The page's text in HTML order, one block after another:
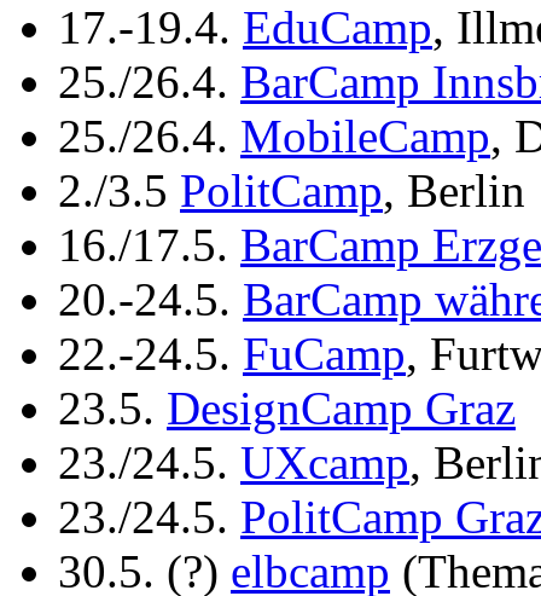
17.-19.4. EduCamp,
25./26.4. BarCamp
25./26.4. MobileCamp,
2./3.5 PolitCamp, Berlin
16./17.5. BarCamp
20.-24.5. BarCamp
22.-24.5. FuCamp,
23.5. DesignCamp Graz
23./24.5. UXcamp,
23./24.5. PolitCamp
30.5. (?) elbcamp